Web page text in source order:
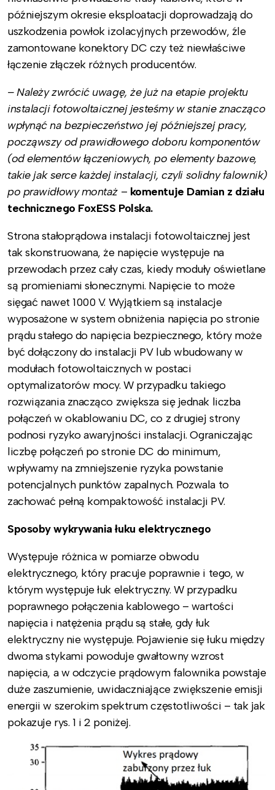
późniejszym okresie eksploatacji doprowadzają do
uszkodzenia powłok izolacyjnych przewodów, źle
zamontowane konektory DC czy też niewłaściwe
łączenie złączek różnych producentów.
– Należy zwrócić uwagę, że już na etapie projektu
instalacji fotowoltaicznej jesteśmy w stanie znacząco
wpłynąć na bezpieczeństwo jej późniejszej pracy,
począwszy od prawidłowego doboru komponentów
(od elementów łączeniowych, po elementy bazowe,
takie jak serce każdej instalacji, czyli solidny falownik)
po prawidłowy montaż – komentuje Damian z działu
technicznego FoxESS Polska.
Strona stałoprądowa instalacji fotowoltaicznej jest
tak skonstruowana, że napięcie występuje na
przewodach przez cały czas, kiedy moduły oświetlane
są promieniami słonecznymi. Napięcie to może
sięgać nawet 1000 V. Wyjątkiem są instalacje
wyposażone w system obniżenia napięcia po stronie
prądu stałego do napięcia bezpiecznego, który może
być dołączony do instalacji PV lub wbudowany w
modułach fotowoltaicznych w postaci
optymalizatorów mocy. W przypadku takiego
rozwiązania znacząco zwiększa się jednak liczba
połączeń w okablowaniu DC, co z drugiej strony
podnosi ryzyko awaryjności instalacji. Ograniczając
liczbę połączeń po stronie DC do minimum,
wpływamy na zmniejszenie ryzyka powstanie
potencjalnych punktów zapalnych. Pozwala to
zachować pełną kompaktowość instalacji PV.
Sposoby wykrywania łuku elektrycznego
Występuje różnica w pomiarze obwodu
elektrycznego, który pracuje poprawnie i tego, w
którym występuje łuk elektryczny. W przypadku
poprawnego połączenia kablowego – wartości
napięcia i natężenia prądu są stałe, gdy łuk
elektryczny nie występuje. Pojawienie się łuku między
dwoma stykami powoduje gwałtowny wzrost
napięcia, a w odczycie prądowym falownika powstaje
duże zaszumienie, uwidaczniające zwiększenie emisji
energii w szerokim spektrum częstotliwości – tak jak
pokazuje rys. 1 i 2 poniżej.